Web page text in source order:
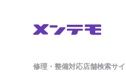
修理・整備対応店舗検索サ